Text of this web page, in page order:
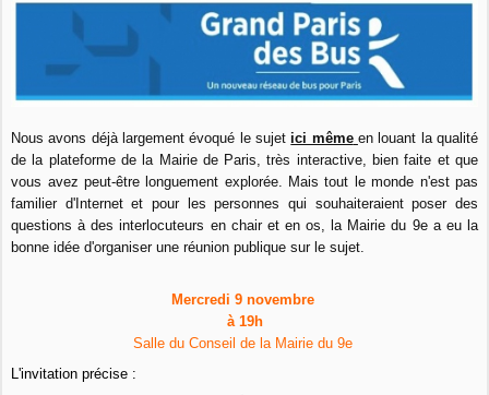
Nous avons déjà largement évoqué le sujet ici même en louant la qualité
de la plateforme de la Mairie de Paris, très interactive, bien faite et que
vous avez peut-être longuement explorée. Mais tout le monde n'est pas
familier d'Internet et pour les personnes qui souhaiteraient poser des
questions à des interlocuteurs en chair et en os, la Mairie du 9e a eu la
bonne idée d'organiser une réunion publique sur le sujet.
Mercredi 9 novembre
à 19h
Salle du Conseil de la Mairie du 9e
L'invitation précise :